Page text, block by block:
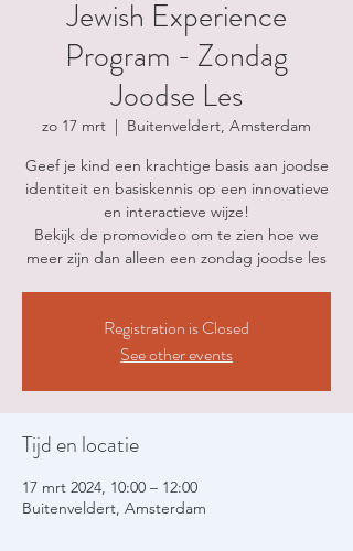
Jewish Experience
Program - Zondag
Joodse Les
zo 17 mrt
  |
Buitenveldert, Amsterdam
Geef je kind een krachtige basis aan joodse
identiteit en basiskennis op een innovatieve
en interactieve wijze!
Bekijk de promovideo om te zien hoe we
meer zijn dan alleen een zondag joodse les
Registration is Closed
See other events
Tijd en locatie
17 mrt 2024, 10:00 – 12:00
Buitenveldert, Amsterdam